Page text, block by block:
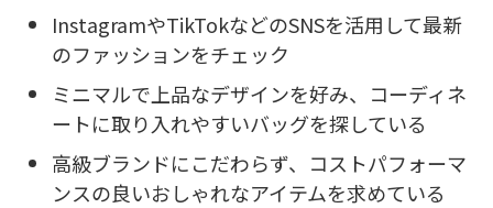
InstagramやTikTokなどのSNSを活用して最新
のファッションをチェック
ミニマルで上品なデザインを好み、コーディネ
ートに取り入れやすいバッグを探している
高級ブランドにこだわらず、コストパフォーマ
ンスの良いおしゃれなアイテムを求めている